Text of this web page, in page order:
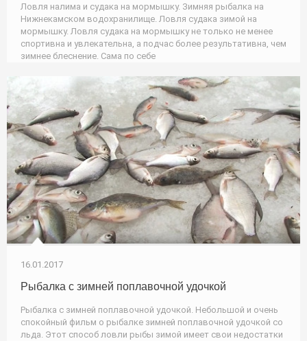
Ловля налима и судака на мормышку. Зимняя рыбалка на
Нижнекамском водохранилище. Ловля судака зимой на
мормышку. Ловля судака на мормышку не только не менее
спортивна и увлекательна, а подчас более результативна, чем
зимнее блеснение. Сама по себе
16.01.2017
Рыбалка с зимней поплавочной удочкой
Рыбалка с зимней поплавочной удочкой. Небольшой и очень
спокойный фильм о рыбалке зимней поплавочной удочкой со
льда. Этот способ ловли рыбы зимой имеет свои недостатки